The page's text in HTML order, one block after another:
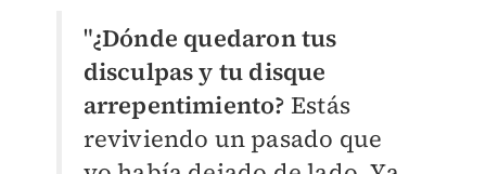
"¿Dónde quedaron tus
disculpas y tu disque
arrepentimiento? Estás
reviviendo un pasado que